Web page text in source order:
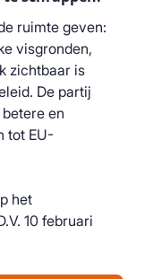
ruimte geven:
visgronden,
zichtbaar is
De partij
en
tot EU-
het
10 februari